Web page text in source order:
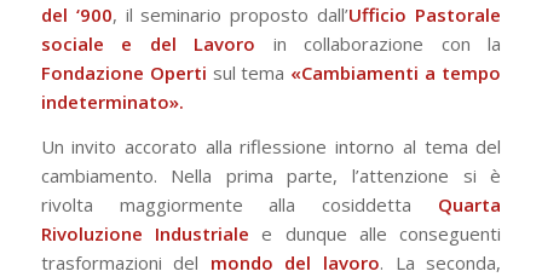
del ‘900, il seminario proposto dall’Ufficio Pastorale
sociale e del Lavoro in collaborazione con la
Fondazione Operti sul tema «Cambiamenti a tempo
indeterminato».
Un invito accorato alla riflessione intorno al tema del
cambiamento. Nella prima parte, l’attenzione si è
rivolta maggiormente alla cosiddetta Quarta
Rivoluzione Industriale e dunque alle conseguenti
trasformazioni del mondo del lavoro. La seconda,